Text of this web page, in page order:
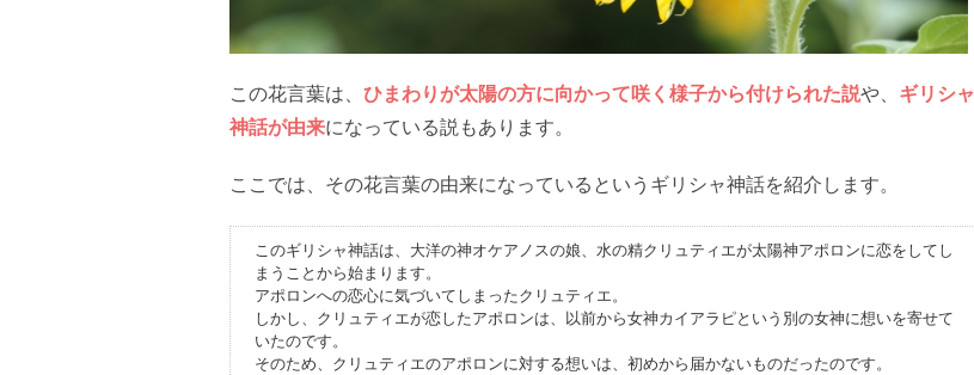
この花言葉は、 ひまわりが太陽の方に向かって咲く様子から付けられた説や、 ギリシャ
神話が由来になっている説もあります。
ここでは、その花言葉の由来になっているというギリシャ神話を紹介します。
このギリシャ神話は、大洋の神オケアノスの娘、水の精クリュティエが太陽神アポロンに恋をしてし
まうことから始まります。
アポロンへの恋心に気づいてしまったクリュティエ。
しかし、クリュティエが恋したアポロンは、以前から女神カイアラピという別の女神に想いを寄せて
いたのです。
そのため、クリュティエのアポロンに対する想いは、初めから届かないものだったのです。